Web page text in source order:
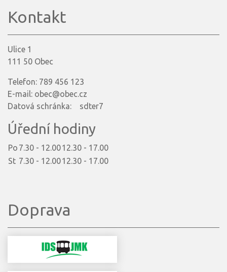
Kontakt
Ulice 1
111 50 Obec
Telefon: 789 456 123
E-mail: obec@obec.cz
Datová schránka: sdter7
Úřední hodiny
Po 7.30 - 12.0012.30 - 17.00
St 7.30 - 12.0012.30 - 17.00
Doprava